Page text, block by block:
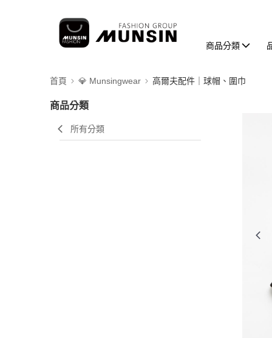
商品分類
首頁 💎 Munsingwear 高爾夫配件｜球帽、圍巾
商品分類
所有分類